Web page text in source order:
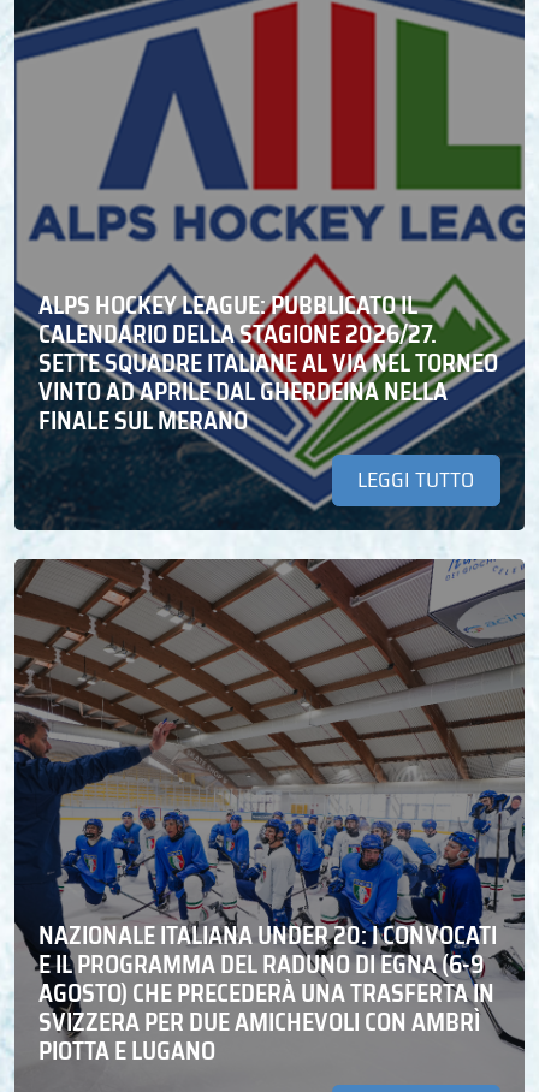
ALPS HOCKEY LEAGUE: PUBBLICATO IL
CALENDARIO DELLA STAGIONE 2026/27.
SETTE SQUADRE ITALIANE AL VIA NEL TORNEO
VINTO AD APRILE DAL GHERDEINA NELLA
FINALE SUL MERANO
LEGGI TUTTO
NAZIONALE ITALIANA UNDER 20: I CONVOCATI
E IL PROGRAMMA DEL RADUNO DI EGNA (6-9
AGOSTO) CHE PRECEDERÀ UNA TRASFERTA IN
SVIZZERA PER DUE AMICHEVOLI CON AMBRÌ
PIOTTA E LUGANO